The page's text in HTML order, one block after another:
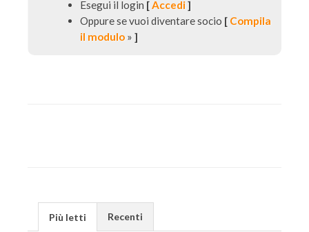
Esegui il login [Accedi]
Oppure se vuoi diventare socio [ Compila
il modulo » ]
Più letti Recenti